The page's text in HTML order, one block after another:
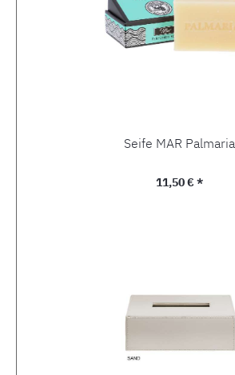
Seife MAR Palmaria
Regulärer Preis:
11,50 € *